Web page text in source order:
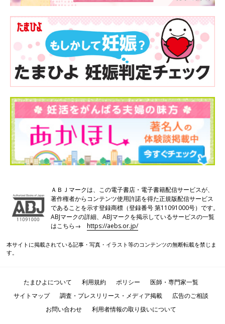
ＡＢＪマークは、この電子書店・電子書籍配信サービスが、
著作権者からコンテンツ使用許諾を得た正規版配信サービス
であることを示す登録商標（登録番号 第11091000号）です。
ABJマークの詳細、ABJマークを掲示しているサービスの一覧
はこちら→https://aebs.or.jp/
本サイトに掲載されている記事・写真・イラスト等のコンテンツの無断転載を禁じま
す。
たまひよについて 利用規約 ポリシー
医師・専門家一覧
サイトマップ
調査・プレスリリース・メディア掲載
広告のご相談
お問い合わせ
利用者情報の取り扱いについて